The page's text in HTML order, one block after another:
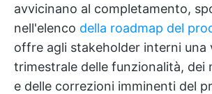
avvicinano al completamento,
nell'elenco della roadmap del
offre agli stakeholder interni una
trimestrale delle funzionalità, dei
e delle correzioni imminenti del